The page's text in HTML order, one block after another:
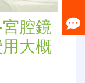
腔鏡
大概